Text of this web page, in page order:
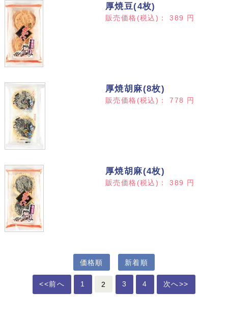
厚焼豆(4枚)
販売価格(税込)：389 円
厚焼胡麻(8枚)
販売価格(税込)：778 円
厚焼胡麻(4枚)
販売価格(税込)：389 円
価格順 新着順
<<前へ 1 2 3 4 次へ>>